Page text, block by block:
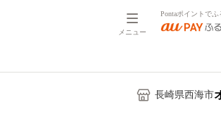
メニュー
Pontaポイントでふ
長崎県西海市